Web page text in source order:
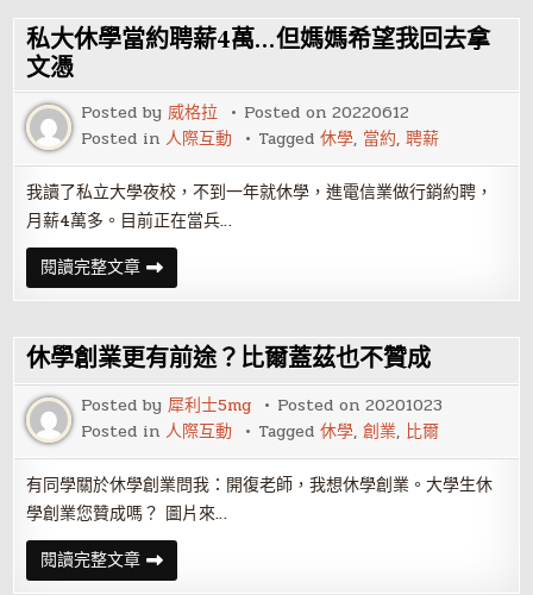
做
過
20
作…
現
在
月
入
6
萬！
這
件
事
讓
他
翻
生
私大休學當約聘薪4萬…但媽媽希望我回去拿
文憑
Posted by威格拉 Posted on20220612
Posted in人際互動 Tagged休學, 當約,聘薪
我讀了私立大學夜校，不到一年就休學，進電信業做行銷約聘，
月薪4萬多。目前正在當兵…
閱讀完整文章私
大
休
當
約
聘
薪
4
萬…
但
媽
希
望
我
去
拿
文
休學創業更有前途？比爾蓋茲也不贊成
Posted by犀利士5mg Posted on20201023
Posted in人際互動 Tagged休學,創業, 比爾
有同學關於休學創業問我：開復老師，我想休學創業。大學生休
學創業您贊成嗎？ 圖片來…
閱讀完整文章休
學